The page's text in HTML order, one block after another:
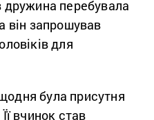
дружина перебувала
він запрошував
для
була присутня
вчинок став